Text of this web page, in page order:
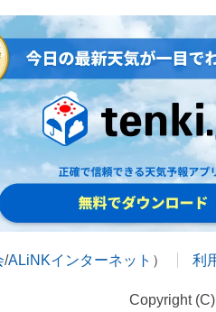
/ALiNKインターネット ） 利
Copyright